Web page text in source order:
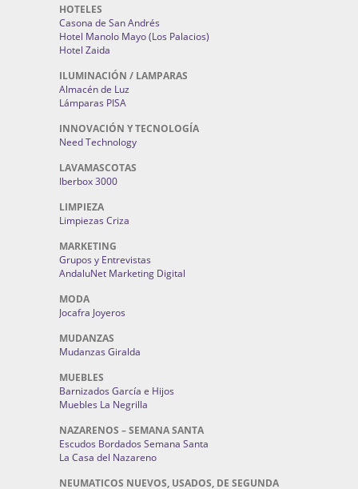
HOTELES
Casona de San Andrés
Hotel Manolo Mayo (Los Palacios)
Hotel Zaida
ILUMINACIÓN / LAMPARAS
Almacén de Luz
Lámparas PISA
INNOVACIÓN Y TECNOLOGÍA
Need Technology
LAVAMASCOTAS
Iberbox 3000
LIMPIEZA
Limpiezas Criza
MARKETING
Grupos y Entrevistas
AndaluNet Marketing Digital
MODA
Jocafra Joyeros
MUDANZAS
Mudanzas Giralda
MUEBLES
Barnizados García e Hijos
Muebles La Negrilla
NAZARENOS – SEMANA SANTA
Escudos Bordados Semana Santa
La Casa del Nazareno
NEUMATICOS NUEVOS, USADOS, DE SEGUNDA